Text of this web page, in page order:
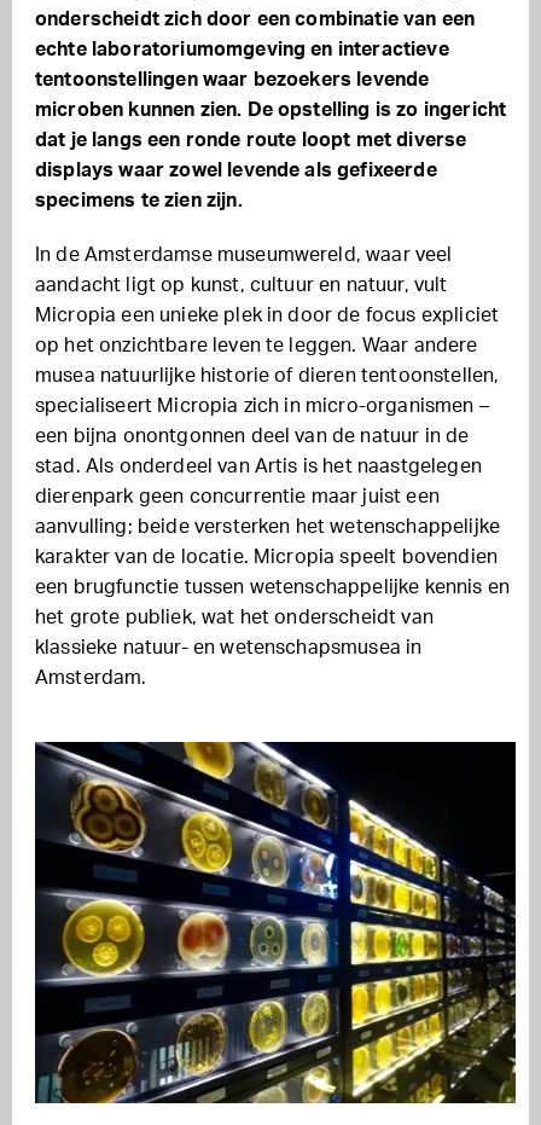
onderscheidt zich door een combinatie van een
echte laboratoriumomgeving en interactieve
tentoonstellingen waar bezoekers levende
microben kunnen zien. De opstelling is zo ingericht
dat je langs een ronde route loopt met diverse
displays waar zowel levende als gefixeerde
specimens te zien zijn.
In de Amsterdamse museumwereld, waar veel
aandacht ligt op kunst, cultuur en natuur, vult
Micropia een unieke plek in door de focus expliciet
op het onzichtbare leven te leggen. Waar andere
musea natuurlijke historie of dieren tentoonstellen,
specialiseert Micropia zich in micro-organismen –
een bijna onontgonnen deel van de natuur in de
stad. Als onderdeel van Artis is het naastgelegen
dierenpark geen concurrentie maar juist een
aanvulling; beide versterken het wetenschappelijke
karakter van de locatie. Micropia speelt bovendien
een brugfunctie tussen wetenschappelijke kennis en
het grote publiek, wat het onderscheidt van
klassieke natuur- en wetenschapsmusea in
Amsterdam.